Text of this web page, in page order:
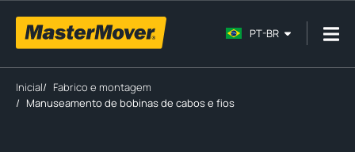
PT-BR
Inicial/ Fabrico e montagem
/ Manuseamento de bobinas de cabos e fios